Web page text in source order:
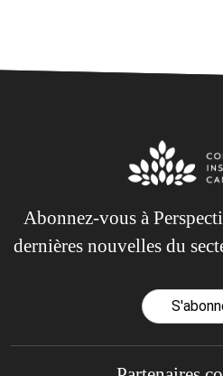
Abonnez-vous à
dernières nouvelles du